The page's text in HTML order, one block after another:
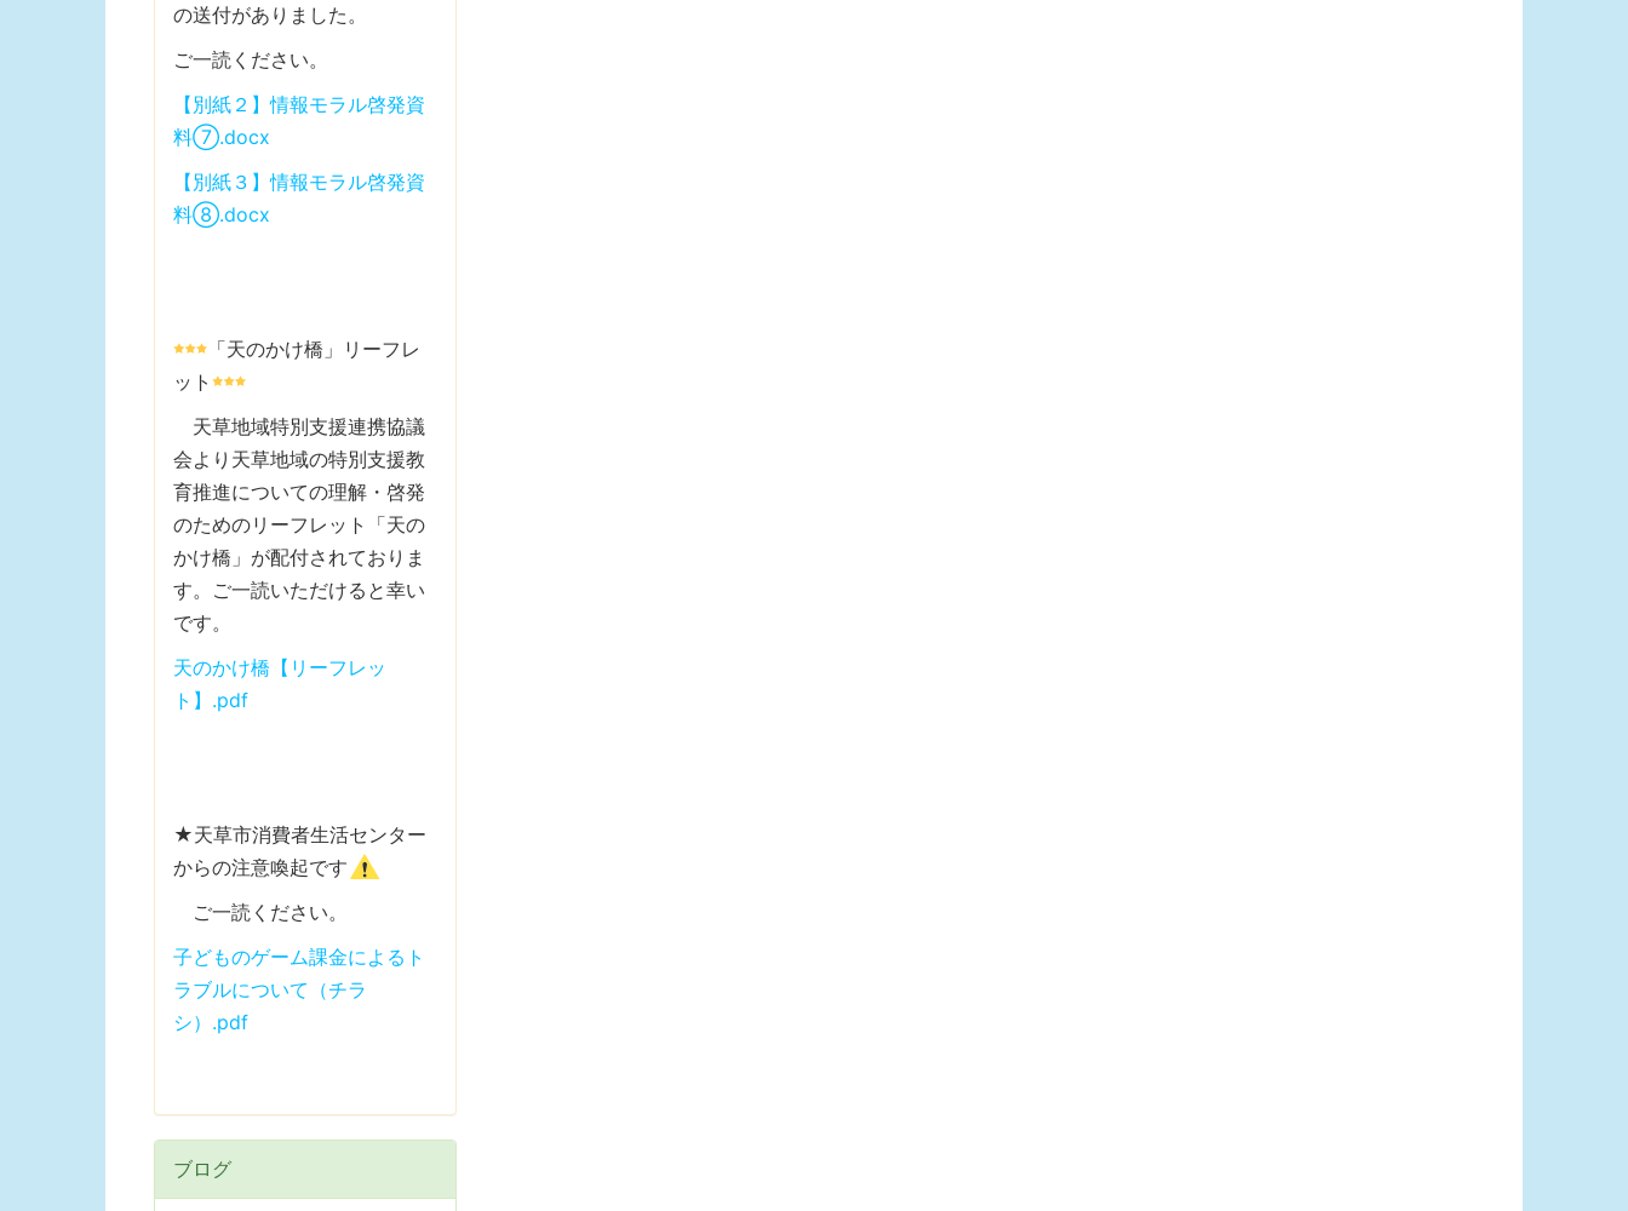
の送付がありました。
ご一読ください。
【別紙２】情報モラル啓発資
料⑦.docx
【別紙３】情報モラル啓発資
料⑧.docx
「天のかけ橋」リーフレ
ット
天草地域特別支援連携協議
会より天草地域の特別支援教
育推進についての理解・啓発
のためのリーフレット「天の
かけ橋」が配付されておりま
す。ご一読いただけると幸い
です。
天のかけ橋【リーフレッ
ト】.pdf
★天草市消費者生活センター
からの注意喚起です
ご一読ください。
子どものゲーム課金によるト
ラブルについて（チラ
シ）.pdf
ブログ